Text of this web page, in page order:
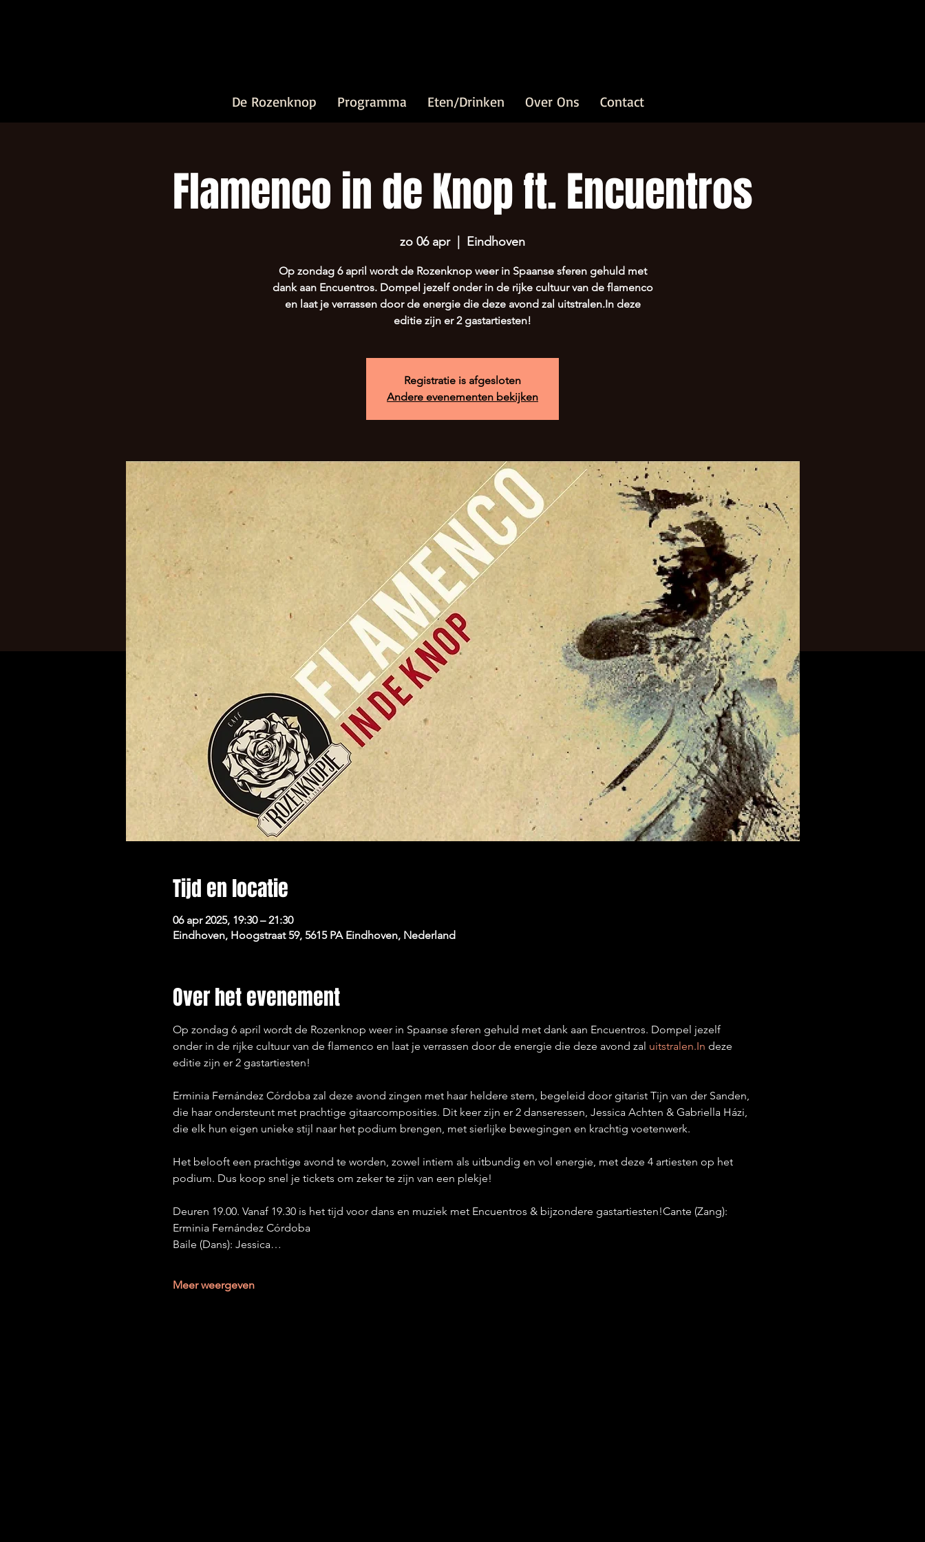
De Rozenknop Programma Eten/Drinken Over Ons Contact
Flamenco in de Knop ft. Encuentros
zo 06 apr
  |
Eindhoven
Op zondag 6 april wordt de Rozenknop weer in Spaanse sferen gehuld met
dank aan Encuentros. Dompel jezelf onder in de rijke cultuur van de flamenco
en laat je verrassen door de energie die deze avond zal uitstralen.In deze
editie zijn er 2 gastartiesten!
Registratie is afgesloten
Andere evenementen bekijken
Tijd en locatie
06 apr 2025, 19:30 – 21:30
Eindhoven, Hoogstraat 59, 5615 PA Eindhoven, Nederland
Over het evenement
Op zondag 6 april wordt de Rozenknop weer in Spaanse sferen gehuld met dank aan Encuentros. Dompel jezelf
onder in de rijke cultuur van de flamenco en laat je verrassen door de energie die deze avond zal uitstralen.In deze
editie zijn er 2 gastartiesten!
Erminia Fernández Córdoba zal deze avond zingen met haar heldere stem, begeleid door gitarist Tijn van der Sanden,
die haar ondersteunt met prachtige gitaarcomposities. Dit keer zijn er 2 danseressen, Jessica Achten & Gabriella Házi,
die elk hun eigen unieke stijl naar het podium brengen, met sierlijke bewegingen en krachtig voetenwerk.
Het belooft een prachtige avond te worden, zowel intiem als uitbundig en vol energie, met deze 4 artiesten op het
podium. Dus koop snel je tickets om zeker te zijn van een plekje!
Deuren 19.00. Vanaf 19.30 is het tijd voor dans en muziek met Encuentros & bijzondere gastartiesten!Cante (Zang):
Erminia Fernández Córdoba
Baile (Dans): Jessica…
Meer weergeven